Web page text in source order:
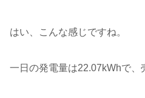
はい、こんな感じですね。
一日の発電量は22.07kWhで、